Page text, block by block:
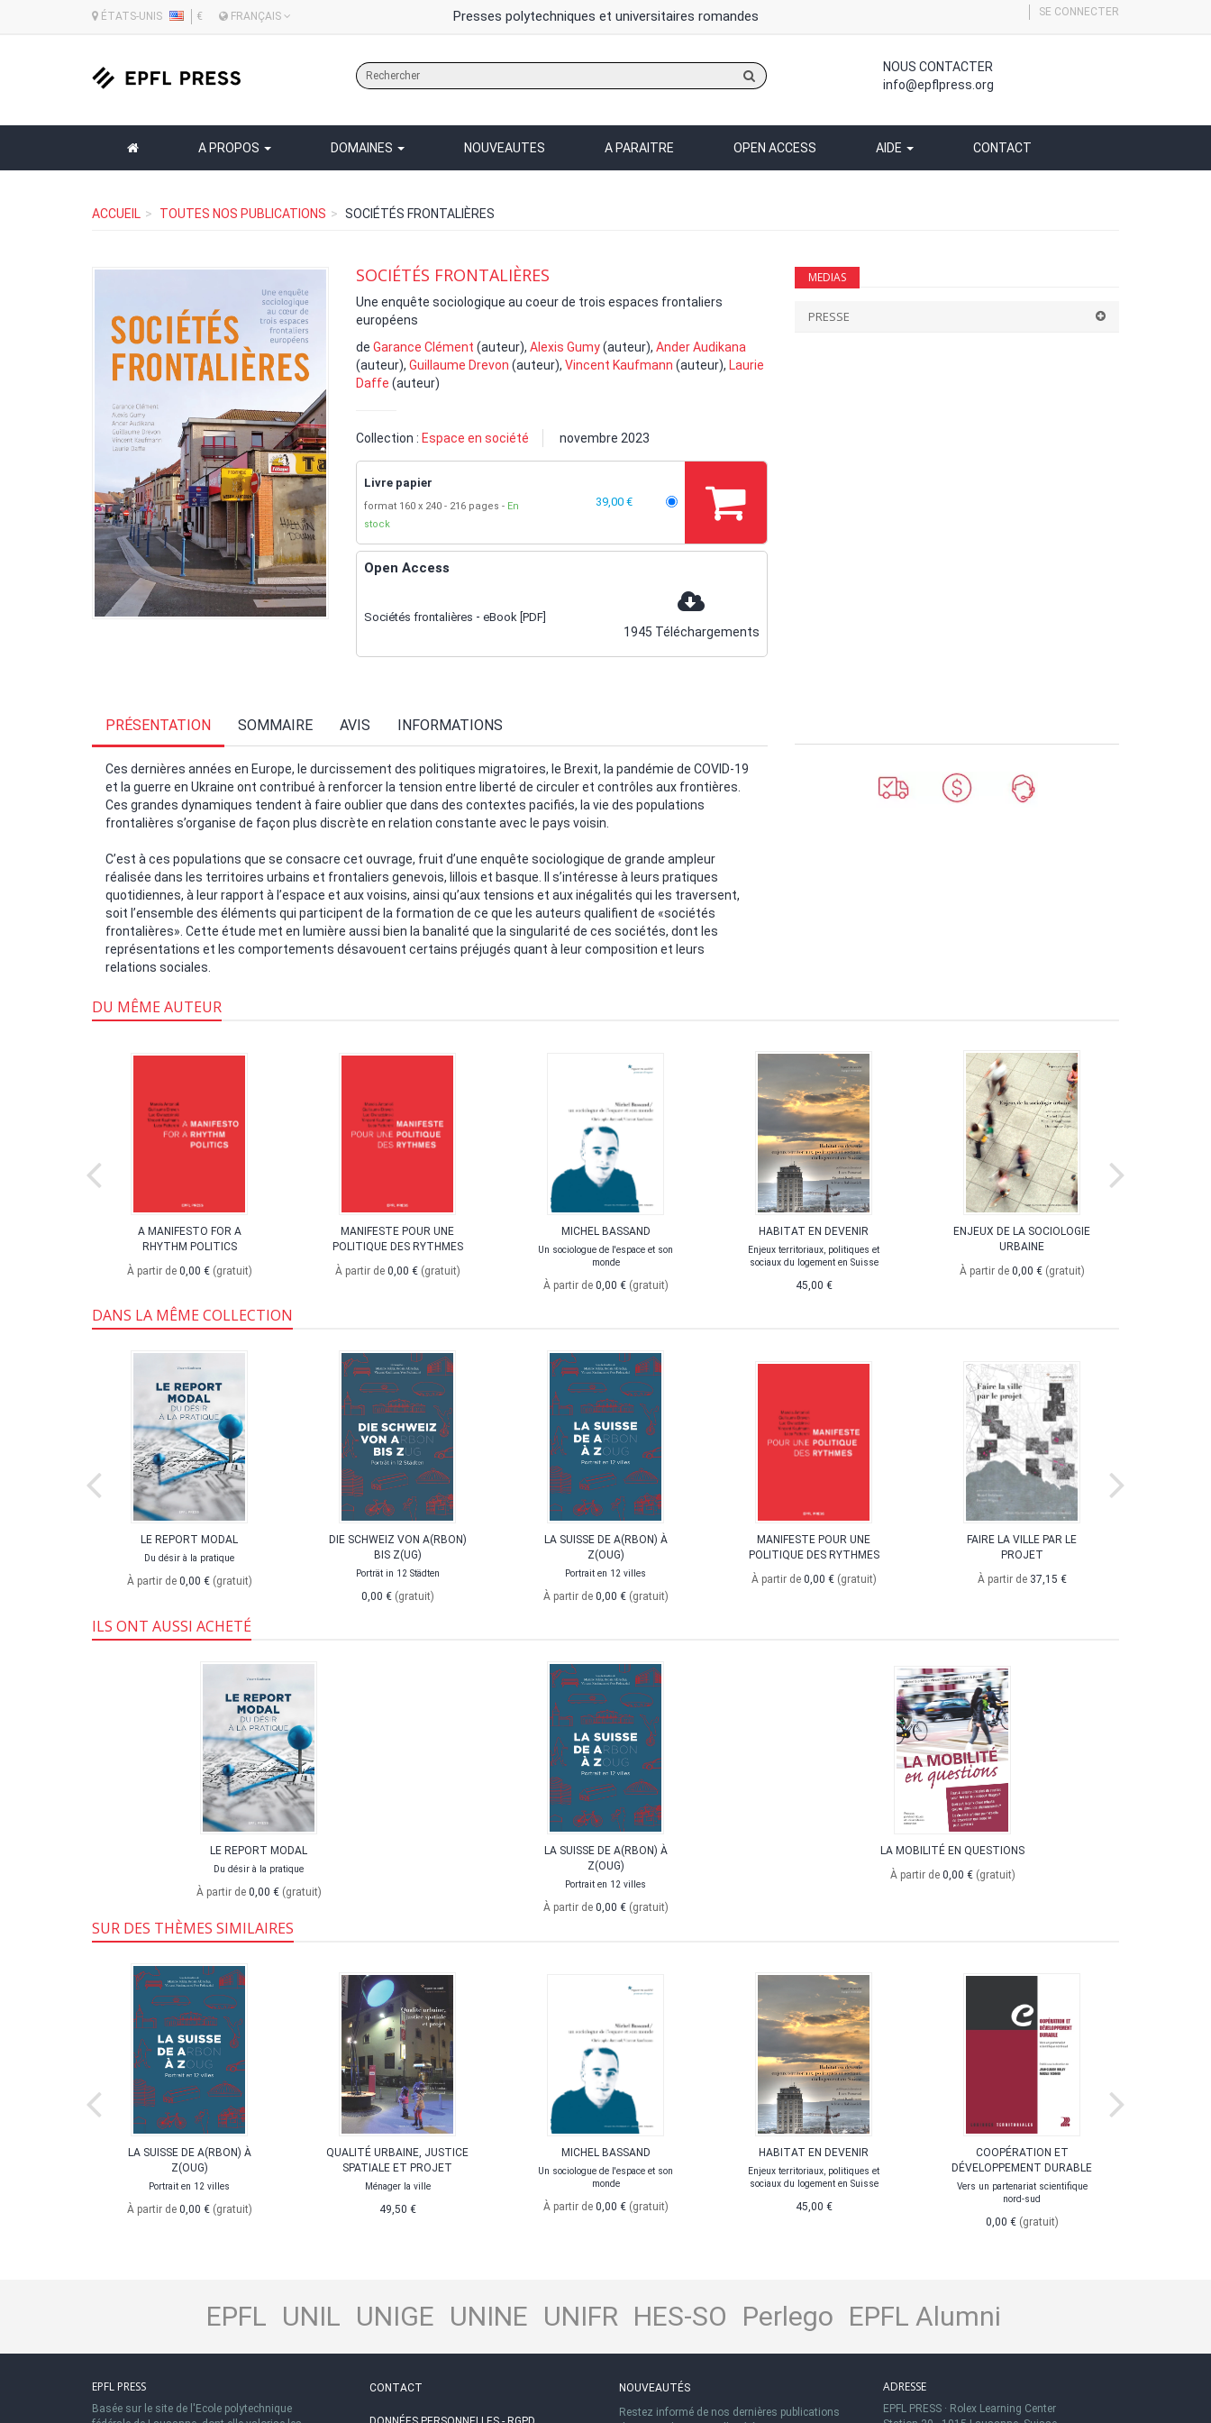
ÉTATS-UNIS € FRANÇAIS Presses polytechniques et universitaires romandes SE CONNECTER
sur
site
NOUS CONTACTER
info@epflpress.org
A PROPOS DOMAINES NOUVEAUTES A PARAITRE OPEN ACCESS AIDE CONTACT
ACCUEIL TOUTES NOS PUBLICATIONS SOCIÉTÉS FRONTALIÈRES
SOCIÉTÉS FRONTALIÈRES
Une enquête sociologique au coeur de trois espaces frontaliers
européens
de Garance Clément (auteur), Alexis Gumy(auteur), Ander Audikana
(auteur), Guillaume Drevon (auteur), Vincent Kaufmann (auteur), Laurie
Daffe (auteur)
Collection : Espace en société novembre 2023
Livre papier
format 160 x 240 216 pages
En
stock
39,00 €
Open Access
Sociétés frontalières - eBook [PDF]
1945 Téléchargements
MEDIAS
PRESSE
PRÉSENTATION SOMMAIRE AVIS INFORMATIONS
Ces dernières années en Europe, le durcissement des politiques migratoires, le Brexit, la pandémie de COVID-19
et la guerre en Ukraine ont contribué à renforcer la tension entre liberté de circuler et contrôles aux frontières.
Ces grandes dynamiques tendent à faire oublier que dans des contextes pacifiés, la vie des populations
frontalières s’organise de façon plus discrète en relation constante avec le pays voisin.
C’est à ces populations que se consacre cet ouvrage, fruit d’une enquête sociologique de grande ampleur
réalisée dans les territoires urbains et frontaliers genevois, lillois et basque. Il s’intéresse à leurs pratiques
quotidiennes, à leur rapport à l’espace et aux voisins, ainsi qu’aux tensions et aux inégalités qui les traversent,
soit l’ensemble des éléments qui participent de la formation de ce que les auteurs qualifient de «sociétés
frontalières». Cette étude met en lumière aussi bien la banalité que la singularité de ces sociétés, dont les
représentations et les comportements désavouent certains préjugés quant à leur composition et leurs
relations sociales.
DU MÊME AUTEUR
A MANIFESTO FOR A
RHYTHM POLITICS
À partir de 0,00 € (gratuit)
MANIFESTE POUR UNE
POLITIQUE DES RYTHMES
À partir de 0,00 € (gratuit)
MICHEL BASSAND
Un sociologue de l'espace et son
monde
À partir de 0,00 € (gratuit)
HABITAT EN DEVENIR
Enjeux territoriaux, politiques et
sociaux du logement en Suisse
45,00 €
ENJEUX DE LA SOCIOLOGIE
URBAINE
À partir de 0,00 € (gratuit)
DANS LA MÊME COLLECTION
LE REPORT MODAL
Du désir à la pratique
À partir de 0,00 € (gratuit)
DIE SCHWEIZ VON A(RBON)
BIS Z(UG)
Porträt in 12 Städten
0,00 € (gratuit)
LA SUISSE DE A(RBON) À
Z(OUG)
Portrait en 12 villes
À partir de 0,00 € (gratuit)
MANIFESTE POUR UNE
POLITIQUE DES RYTHMES
À partir de 0,00 € (gratuit)
FAIRE LA VILLE PAR LE
PROJET
À partir de 37,15 €
ILS ONT AUSSI ACHETÉ
LE REPORT MODAL
Du désir à la pratique
À partir de 0,00 € (gratuit)
LA SUISSE DE A(RBON) À
Z(OUG)
Portrait en 12 villes
À partir de 0,00 € (gratuit)
LA MOBILITÉ EN QUESTIONS
À partir de 0,00 € (gratuit)
SUR DES THÈMES SIMILAIRES
LA SUISSE DE A(RBON) À
Z(OUG)
Portrait en 12 villes
À partir de 0,00 € (gratuit)
QUALITÉ URBAINE, JUSTICE
SPATIALE ET PROJET
Ménager la ville
49,50 €
MICHEL BASSAND
Un sociologue de l'espace et son
monde
À partir de 0,00 € (gratuit)
HABITAT EN DEVENIR
Enjeux territoriaux, politiques et
sociaux du logement en Suisse
45,00 €
COOPÉRATION ET
DÉVELOPPEMENT DURABLE
Vers un partenariat scientifique
nord-sud
0,00 € (gratuit)
EPFL UNIL UNIGE UNINE UNIFR HES-SO Perlego EPFL Alumni
EPFL PRESS
Basée sur le site de l'Ecole polytechnique
CONTACT
NOUVEAUTÉS
Restez informé de nos dernières publications
ADRESSE
EPFL PRESS · Rolex Learning Center